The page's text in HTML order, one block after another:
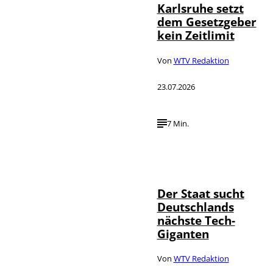
Karlsruhe setzt
dem Gesetzgeber
kein Zeitlimit
Von WTV Redaktion
23.07.2026
7 Min.
Der Staat sucht
Deutschlands
nächste Tech-
Giganten
Von WTV Redaktion